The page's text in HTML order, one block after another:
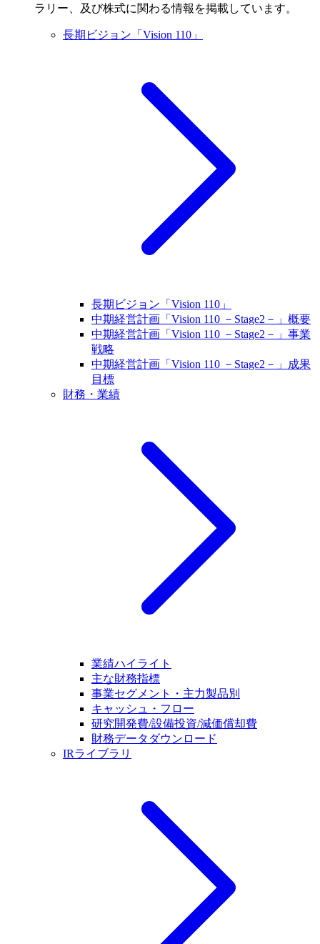
ラリー、及び株式に関わる情報を掲載しています。
長期ビジョン「Vision 110」
長期ビジョン「Vision 110」
中期経営計画「Vision 110 －Stage2－」概要
中期経営計画「Vision 110 －Stage2－」事業
戦略
中期経営計画「Vision 110 －Stage2－」成果
目標
財務・業績
業績ハイライト
主な財務指標
事業セグメント・主力製品別
キャッシュ・フロー
研究開発費/設備投資/減価償却費
財務データダウンロード
IRライブラリ